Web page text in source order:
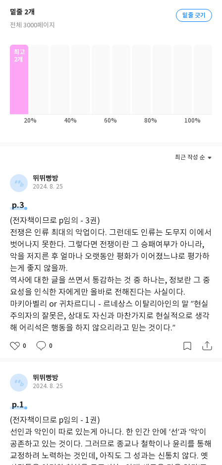
을 변화시키는 변수로 작용했던 인물들을 전면에 내세워, 그들의 이
상과 욕망, 성공과 좌절의 명암을 통해 십자군 전쟁에 대해 이야기
십자군 이야기가 9백 년이라는 시간을 건너뛰어 현대적 이야기로
부활했다.
밑줄 2개
전체 3000페이지
밑줄 긋기
최고
2개
20% 40% 60% 80% 100%
최근 작성 순
뛰뛰빵방
2024. 8. 25
p.3
(전자책이므로 p임의 - 3권)
전쟁은 인류 최대의 악업이다. 그런데도 인류는 도무지 이에서
벗어나지 못한다. 그렇다면 전쟁이란 그 승패여부가 아니라,
악을 저지른 후 얼마나 오랫동안 평화가 이어졌느냐로 평가하
는게 좋지 않을까.
역사에 대한 글을 쓰면서 통감하는 것 중 하나는, 정보란 그 중
요성을 인식한 자에게만 올바로 전해진다는 사실이다.
마키아벨리 or 귀차르디니 - 르네상스 이탈리아인의 말 ”현실
주의자의 잘못은, 상대도 자신과 마찬가지로 현실적으로 생각
해 어리석은 행동을 하지 않으리라고 믿는 것이다.”
0 0
뛰뛰빵방
2024. 8. 25
p.1
(전자책이므로 p임의 - 1권)
선인과 악인이 따로 있는게 아니다. 한 인간 안에 ‘선’과 ‘악’이
공존하고 있는 것이다. 그러므로 종교나 철학이나 윤리를 통해
교정하려 노력하는 것인데, 아직도 그 성과는 신통치 않다. 옛